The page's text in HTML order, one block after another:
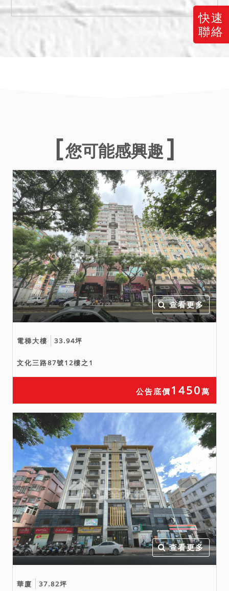
快速
聯絡
您可能感興趣
查看更多
電梯大樓 33.94坪
文化三路87號12樓之1
公告底價 1450萬
查看更多
華廈 37.82坪